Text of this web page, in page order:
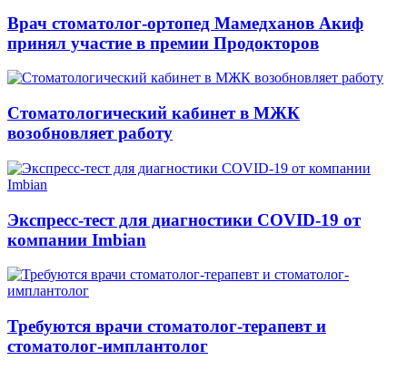
Врач стоматолог-ортопед Мамедханов Акиф
принял участие в премии Продокторов
Стоматологический кабинет в МЖК
возобновляет работу
Экспресс-тест для диагностики COVID-19 от
компании Imbian
Требуются врачи стоматолог-терапевт и
стоматолог-имплантолог